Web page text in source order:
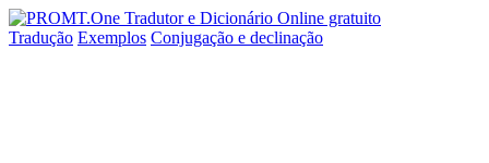
Tradução Exemplos Conjugação e declinação